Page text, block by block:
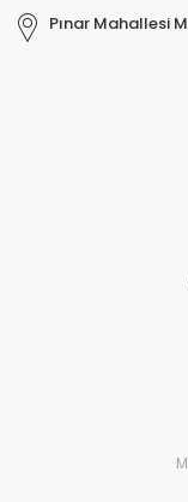
Pınar Mahallesi